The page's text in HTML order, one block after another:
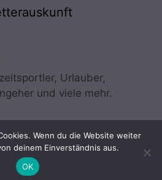
Urlauber,
und viele mehr.
Osttirol | meteo experts
- Alle Rechte vorbehalten
Wenn du die Website weiter
deinem Einverständnis aus.
OK